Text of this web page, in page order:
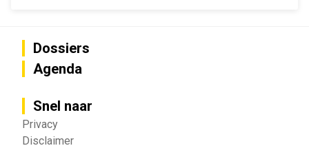
Dossiers
Agenda
Snel naar
Privacy
Disclaimer